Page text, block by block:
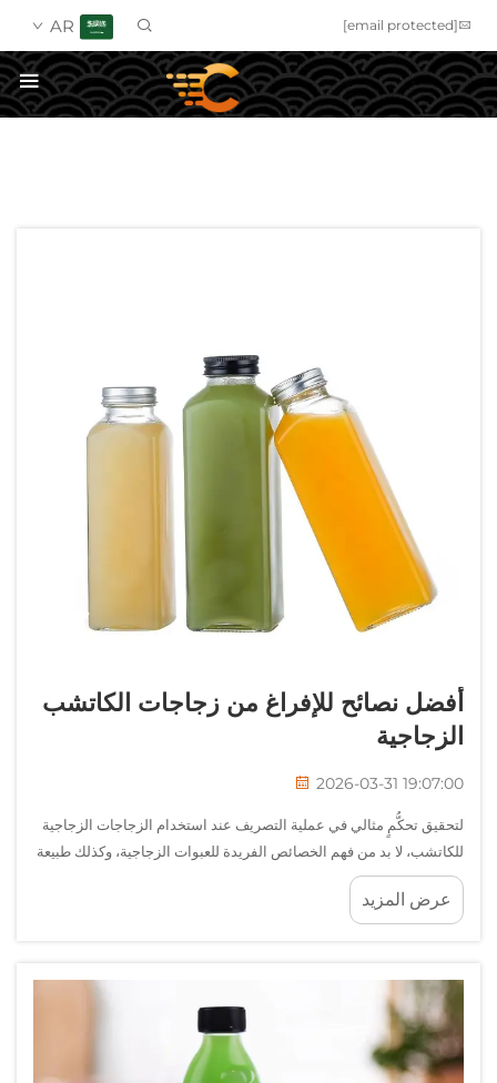
[email protected]
AR
أفضل نصائح للإفراغ من زجاجات الكاتشب
الزجاجية
2026-03-31 19:07:00
لتحقيق تحكُّمٍ مثالي في عملية التصريف عند استخدام الزجاجات الزجاجية
للكاتشب، لا بد من فهم الخصائص الفريدة للعبوات الزجاجية، وكذلك طبيعة
الكاتشب اللزجة ذاتها. وعلى عكس الزجاجات البلاستيكية القابلة للعصر،
تتطلّب الزجاجات الزجاجية تقنيات محددة...
عرض المزيد